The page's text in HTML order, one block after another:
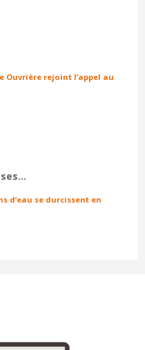
Ouvrière rejoint l’appel au
d’eau se durcissent en